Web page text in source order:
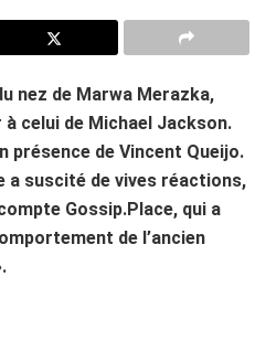
nez de Marwa Merazka,
celui de Michael Jackson.
présence de Vincent Queijo.
suscité de vives réactions,
Gossip.Place, qui a
de l’ancien